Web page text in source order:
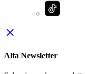
close
Alta Newsletter